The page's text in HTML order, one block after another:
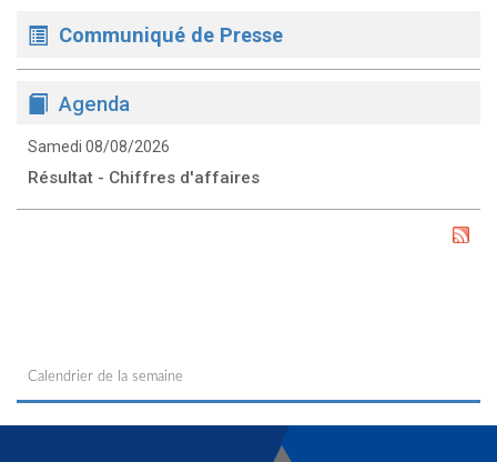
Communiqué de Presse
Agenda
Samedi 08/08/2026
Résultat - Chiffres d'affaires
Calendrier de la semaine